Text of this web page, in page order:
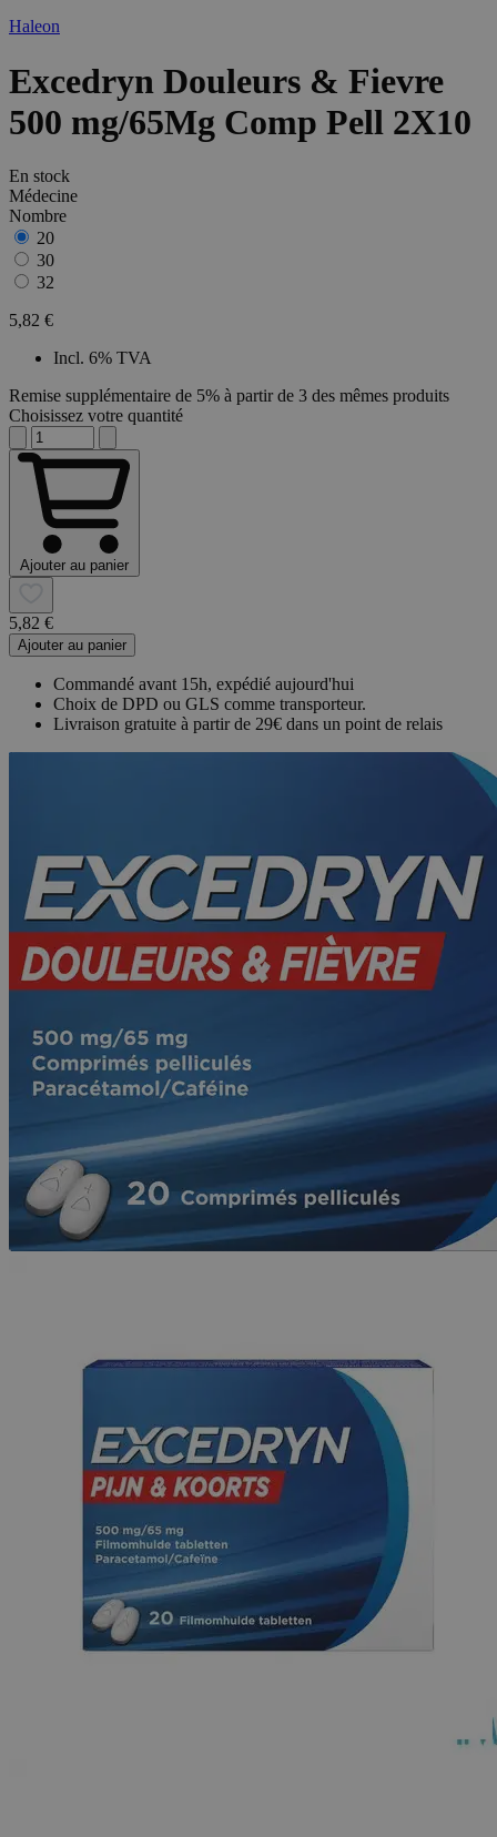
Haleon
Excedryn Douleurs & Fievre
500 mg/65Mg Comp Pell 2X10
En stock
Médecine
Nombre
20
30
32
5,82 €
Incl. 6% TVA
Remise supplémentaire de 5% à partir de 3 des mêmes produits
Choisissez votre quantité
Ajouter au panier
5,82 €
Ajouter au panier
Commandé avant 15h, expédié aujourd'hui
Choix de DPD ou GLS comme transporteur.
Livraison gratuite à partir de 29€ dans un point de relais